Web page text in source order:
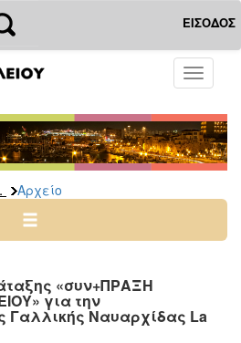
ΕΙΣΟΔΟΣ
Toggle
Αρχείο
«συν+ΠΡΑΞΗ
για την
Γαλλικής Ναυαρχίδας La